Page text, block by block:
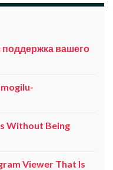
поддержка вашего
Without Being
Viewer That Is